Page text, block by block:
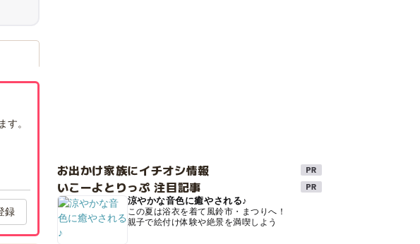
す。
録
お出かけ家族にイチオシ情報
いこーよとりっぷ 注目記事
涼やかな音色に癒やされる♪
この夏は浴衣を着て風鈴市・まつりへ！
親子で絵付け体験や絶景を満喫しよう